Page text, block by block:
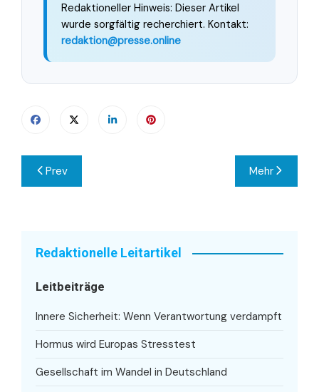
Redaktioneller Hinweis: Dieser Artikel
wurde sorgfältig recherchiert. Kontakt:
redaktion@presse.online
Beitragsnavigation
Prev Mehr
Redaktionelle Leitartikel
Leitbeiträge
Innere Sicherheit: Wenn Verantwortung verdampft
Hormus wird Europas Stresstest
Gesellschaft im Wandel in Deutschland